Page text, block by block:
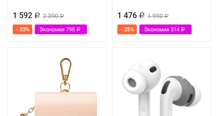
1 592 Р 2 390Р
- 33% Экономия 798 Р
1 476 Р 1 990Р
- 25% Экономия 514 Р